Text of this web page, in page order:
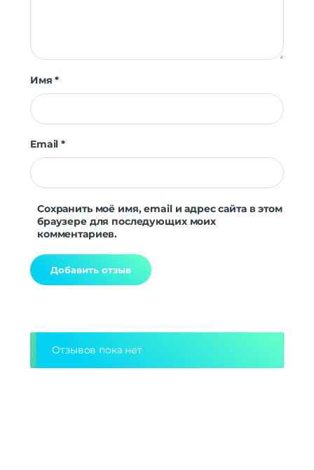
Имя*
Email*
Сохранить моё имя, email и адрес сайта в этом
браузере для последующих моих
комментариев.
Отзывов пока нет